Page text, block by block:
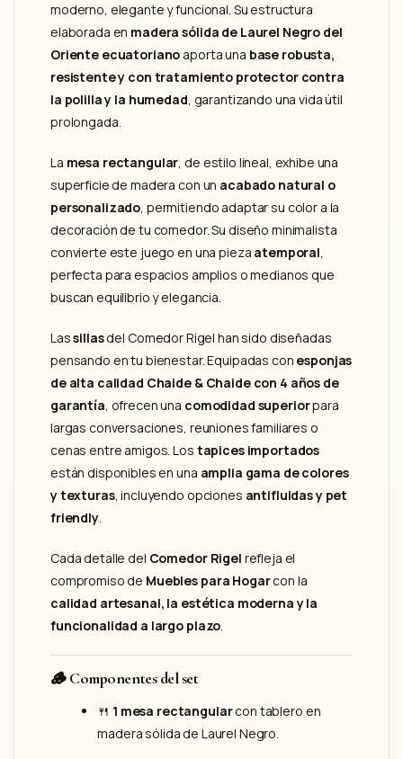
moderno, elegante y funcional. Su estructura
elaborada en madera sólida de Laurel Negro del
Oriente ecuatoriano aporta una base robusta,
resistente y con tratamiento protector contra
la polilla y la humedad, garantizando una vida útil
prolongada.
La mesa rectangular, de estilo lineal, exhibe una
superficie de madera con un acabado natural o
personalizado, permitiendo adaptar su color a la
decoración de tu comedor. Su diseño minimalista
convierte este juego en una pieza atemporal,
perfecta para espacios amplios o medianos que
buscan equilibrio y elegancia.
Lassillasdel Comedor Rigel han sido diseñadas
pensando en tu bienestar. Equipadas con esponjas
de alta calidad Chaide & Chaide con 4 años de
garantía, ofrecen una comodidad superiorpara
largas conversaciones, reuniones familiares o
cenas entre amigos. Los tapices importados
están disponibles en una amplia gama de colores
y texturas, incluyendo opciones antifluidas y pet
friendly.
Cada detalle del Comedor Rigel refleja el
compromiso de Muebles para Hogarcon la
calidad artesanal, la estética moderna y la
funcionalidad a largo plazo.
🪵Componentes del set
🍴 1 mesa rectangularcon tablero en
madera sólida de Laurel Negro.